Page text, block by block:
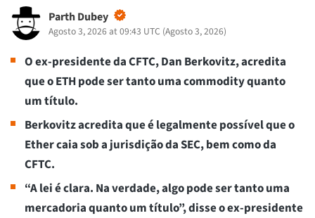
Parth Dubey
Agosto 3, 2026 at 09:43 UTC (Agosto 3, 2026)
O ex-presidente da CFTC, Dan Berkovitz, acredita
que o ETH pode ser tanto uma commodity quanto
um título.
Berkovitz acredita que é legalmente possível que o
Ether caia sob a jurisdição da SEC, bem como da
CFTC.
“A lei é clara. Na verdade, algo pode ser tanto uma
mercadoria quanto um título”, disse o ex-presidente